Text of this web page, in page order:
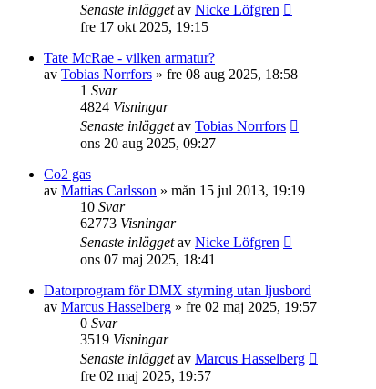
Senaste inläggetav Nicke Löfgren
fre 17 okt 2025, 19:15
Tate McRae - vilken armatur?
av Tobias Norrfors » fre 08 aug 2025, 18:58
1 Svar
4824 Visningar
Senaste inläggetav Tobias Norrfors
ons 20 aug 2025, 09:27
Co2 gas
av Mattias Carlsson » mån 15 jul 2013, 19:19
10 Svar
62773 Visningar
Senaste inläggetav Nicke Löfgren
ons 07 maj 2025, 18:41
Datorprogram för DMX styrning utan ljusbord
av Marcus Hasselberg » fre 02 maj 2025, 19:57
0 Svar
3519 Visningar
Senaste inläggetav Marcus Hasselberg
fre 02 maj 2025, 19:57